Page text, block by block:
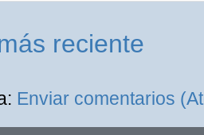
reciente
Enviar comentarios